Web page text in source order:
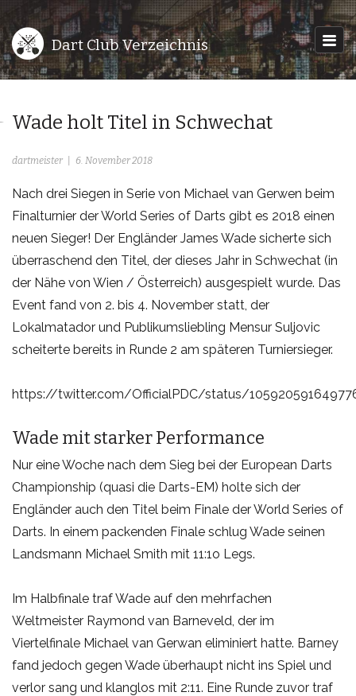
Dart Club Verzeichnis
Wade holt Titel in Schwechat
dartmeister 6. November 2018
Nach drei Siegen in Serie von Michael van Gerwen beim
Finalturnier der World Series of Darts gibt es 2018 einen
neuen Sieger! Der Engländer James Wade sicherte sich
überraschend den Titel, der dieses Jahr in Schwechat (in
der Nähe von Wien / Österreich) ausgespielt wurde. Das
Event fand von 2. bis 4. November statt, der
Lokalmatador und Publikumsliebling Mensur Suljovic
scheiterte bereits in Runde 2 am späteren Turniersieger.
https://twitter.com/OfficialPDC/status/
Wade mit starker Performance
Nur eine Woche nach dem Sieg bei der European Darts
Championship (quasi die Darts-EM) holte sich der
Engländer auch den Titel beim Finale der World Series of
Darts. In einem packenden Finale schlug Wade seinen
Landsmann Michael Smith mit 11:1o Legs.
Im Halbfinale traf Wade auf den mehrfachen
Weltmeister Raymond van Barneveld, der im
Viertelfinale Michael van Gerwan eliminiert hatte. Barney
fand jedoch gegen Wade überhaupt nicht ins Spiel und
verlor sang und klanglos mit 2:11. Eine Runde zuvor traf